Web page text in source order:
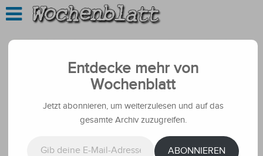
Entdecke mehr von
Wochenblatt
Jetzt abonnieren, um weiterzulesen und auf das
gesamte Archiv zuzugreifen.
ABONNIEREN